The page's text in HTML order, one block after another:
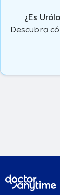
¿Es
Descubra